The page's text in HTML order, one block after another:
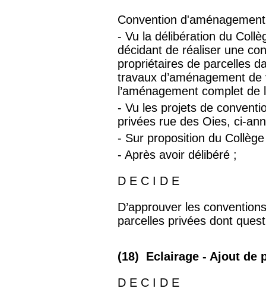
Convention
- Vu la délibération du
décidant de réaliser une
propriétaires de parcelles
travaux d’aménagement
l’aménagement complet
- Vu les projets de
privées rue des Oies, ci-
- Sur proposition du
- Après avoir délibéré ;
D E C I D E
D’approuver les
parcelles privées dont
(18) Eclairage - Ajout de
D E C I D E